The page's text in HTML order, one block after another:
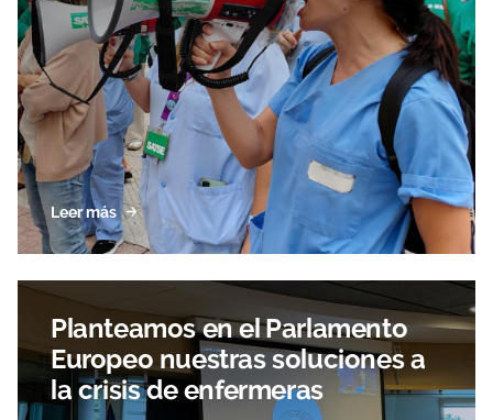
Leer más
Planteamos en el Parlamento
Europeo nuestras soluciones a
la crisis de enfermeras